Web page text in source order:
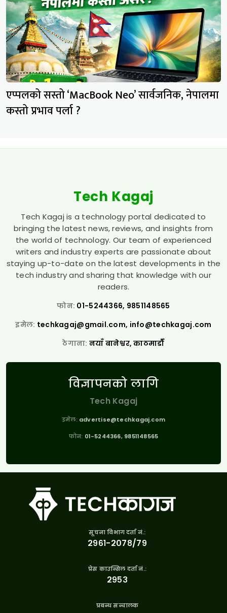
एप्पलको सस्तो ‘MacBook Neo’ सार्वजनिक, नेपालमा
कस्तो प्रभाव पर्ला ?
Tech Kagaj
Tech Kagaj is a technology portal dedicated to
bringing the latest news, reviews, and insights from
the world of technology. Our team of experienced
writers and industry experts are passionate about
staying up-to-date on the latest developments in the
tech industry and sharing that knowledge with our
readers.
फोन: 01-5244366, 9851148565
इमेल: techkagaj@gmail.com, info@techkagaj.com
ठेगाना: नयाँ बानेश्वर, काठमाडौँ
विज्ञापनको लागि
Tech Kagaj
इमेल: advertise@techkagaj.com
फोन: 01-5244366, 9851148565
सूचना विभाग दर्ता नं.:
२९६१-२०७८/७९
प्रेस काउन्सिल दर्ता नं.:
२९५३
प्रबन्ध सन्चालक